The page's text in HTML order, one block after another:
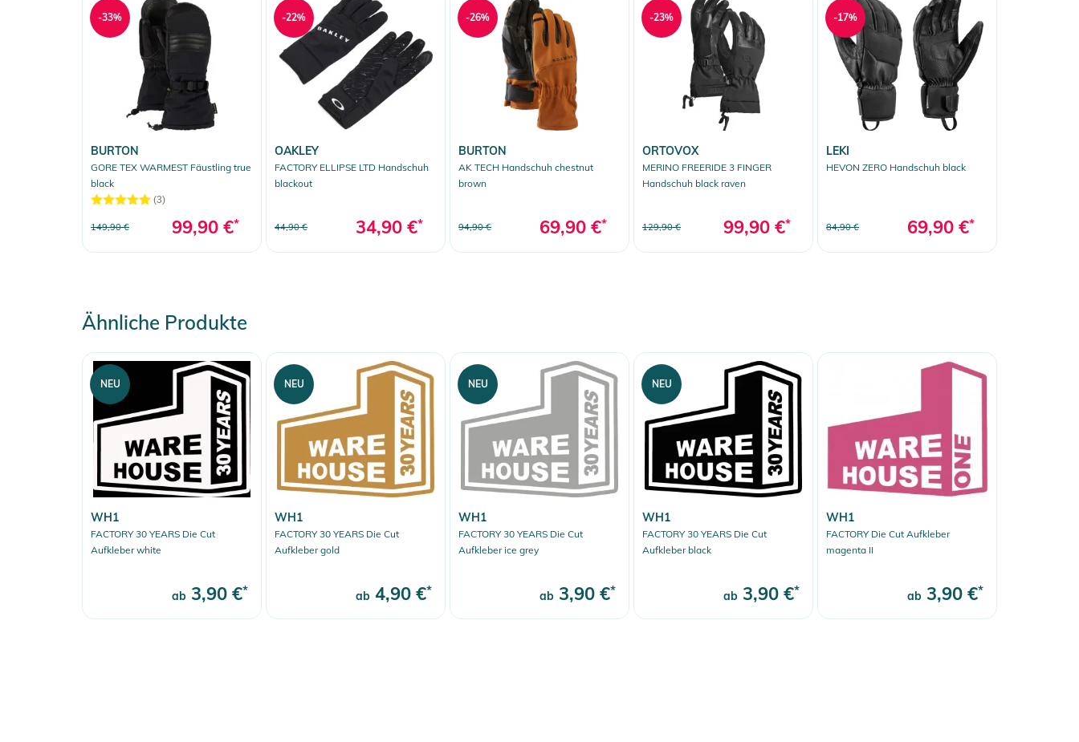
BURTON
GORE TEX WARMEST Fäustling true
black
(3)
149,90 € 99,90 €*
-33%
OAKLEY
FACTORY ELLIPSE LTD Handschuh
blackout
44,90 € 34,90 €*
-22%
BURTON
AK TECH Handschuh chestnut
brown
94,90 € 69,90 €*
-26%
ORTOVOX
MERINO FREERIDE 3 FINGER
Handschuh black raven
129,90 € 99,90 €*
-23%
LEKI
HEVON ZERO Handschuh black
84,90 € 69,90 €*
-17%
Ähnliche Produkte
WH1
FACTORY 30 YEARS Die Cut
Aufkleber white
ab 3,90 €*
NEU
WH1
FACTORY 30 YEARS Die Cut
Aufkleber gold
ab 4,90 €*
NEU
WH1
FACTORY 30 YEARS Die Cut
Aufkleber ice grey
ab 3,90 €*
NEU
WH1
FACTORY 30 YEARS Die Cut
Aufkleber black
ab 3,90 €*
NEU
WH1
FACTORY Die Cut Aufkleber
magenta II
ab 3,90 €*